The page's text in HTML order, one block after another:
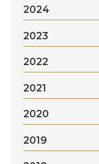
2024
2023
2022
2021
2020
2019